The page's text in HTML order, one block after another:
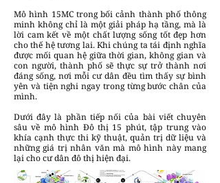
Mô hình 15MC trong bối cảnh thành phố thông
minh không chỉ là một giải pháp hạ tầng, mà là
lời cam kết về một chất lượng sống tốt đẹp hơn
cho thế hệ tương lai. Khi chúng ta tái định nghĩa
được mối quan hệ giữa thời gian, không gian và
con người, thành phố sẽ thực sự trở thành nơi
đáng sống, nơi mỗi cư dân đều tìm thấy sự bình
yên và tiện nghi ngay trong từng bước chân của
mình.
Dưới đây là phần tiếp nối của bài viết chuyên
sâu về mô hình Đô thị 15 phút, tập trung vào
khía cạnh thực thi kỹ thuật, quản trị dữ liệu và
những giá trị nhân văn mà mô hình này mang
lại cho cư dân đô thị hiện đại.